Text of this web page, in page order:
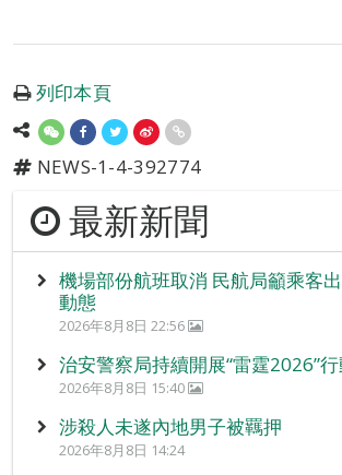
列印本頁
NEWS-1-4-392774
最新新聞
機場部份航班取消 民航局籲乘客
動態
2026年8月8日 22:56
治安警察局持續開展“雷霆2026”
2026年8月8日 15:40
涉殺人未遂內地男子被羈押
2026年8月8日 14:24